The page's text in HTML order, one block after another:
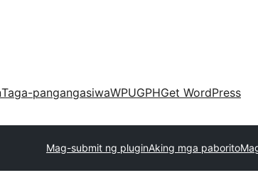
Taga-pangangasiwaWPUGPHGet WordPress
Mag-submit ng pluginAking mga paborito